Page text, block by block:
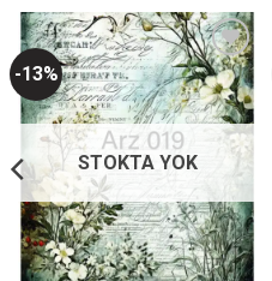
-13%
Favorilerime
Ekle
STOKTA YOK